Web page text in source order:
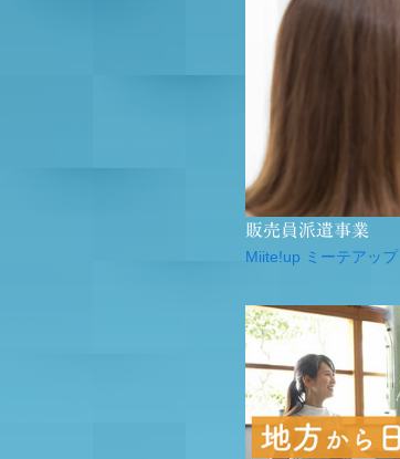
販売員派遣事業
Miite!up ミーテアップ